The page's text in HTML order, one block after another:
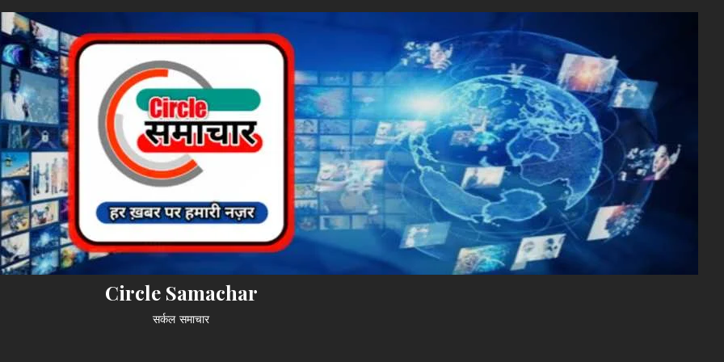
Circle Samachar
सर्कल समाचार